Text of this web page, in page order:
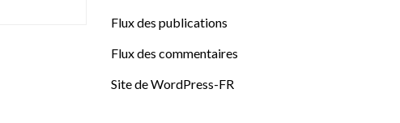
Flux des publications
Flux des commentaires
Site de WordPress-FR